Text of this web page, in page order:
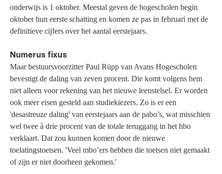
onderwijs is 1 oktober. Meestal geven de hogescholen begin
oktober hun eerste schatting en komen ze pas in februari met de
definitieve cijfers over het aantal eerstejaars.
Numerus fixus
Maar bestuursvoorzitter Paul Rüpp van Avans Hogescholen
bevestigt de daling van zeven procent. Die komt volgens hem
niet alleen voor rekening van het nieuwe leenstelsel. Er worden
ook meer eisen gesteld aan studiekiezers. Zo is er een
'desastreuze daling' van eerstejaars aan de pabo’s, wat misschien
wel twee à drie procent van de totale teruggang in het hbo
verklaart. Dat zou kunnen komen door de nieuwe
toelatingstoetsen. 'Veel mbo’ers hebben die toetsen niet gemaakt
of zijn er niet doorheen gekomen.'